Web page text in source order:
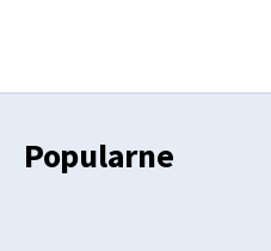
Popularne